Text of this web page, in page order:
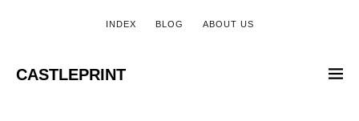
INDEX BLOG ABOUT US
CASTLEPRINT